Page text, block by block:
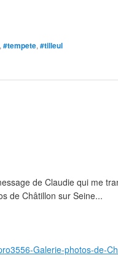
, #tempete, #tilleul
de Claudie qui me
de Châtillon sur Seine...
Galerie-photos-de-